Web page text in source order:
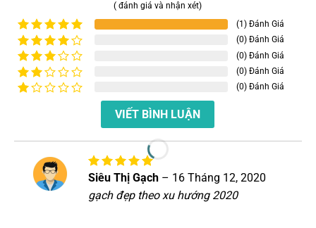
( đánh giá và nhận xét)
Được xếp
hạng55
sao
(1) Đánh Giá
Được
xếp
hạng 4
5 sao
(0) Đánh Giá
Được
xếp
hạng
(0) Đánh Giá
Được
(0) Đánh Giá
sao
(0) Đánh Giá
VIẾT BÌNH LUẬN
Được xếp
hạng
5
sao
Siêu Thị Gạch – 16 Tháng 12, 2020
gạch đẹp theo xu hướng 2020